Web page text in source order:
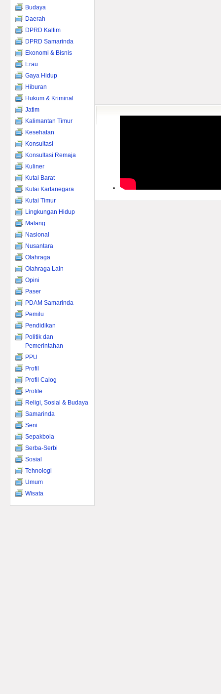
Budaya
Daerah
DPRD Kaltim
DPRD Samarinda
Ekonomi & Bisnis
Erau
Gaya Hidup
Hiburan
Hukum & Kriminal
Jatim
Kalimantan Timur
Kesehatan
Konsultasi
Konsultasi Remaja
Kuliner
Kutai Barat
Kutai Kartanegara
Kutai Timur
Lingkungan Hidup
Malang
Nasional
Nusantara
Olahraga
Olahraga Lain
Opini
Paser
PDAM Samarinda
Pemilu
Pendidikan
Politik dan
Pemerintahan
PPU
Profil
Profil Calog
Profile
Religi, Sosial & Budaya
Samarinda
Seni
Sepakbola
Serba-Serbi
Sosial
Tehnologi
Umum
Wisata